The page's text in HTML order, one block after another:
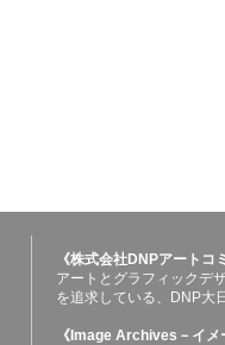
《株式会社DNPアート
アートとグラフィックデ
を追求している、DNP大
《Image Archives－イ